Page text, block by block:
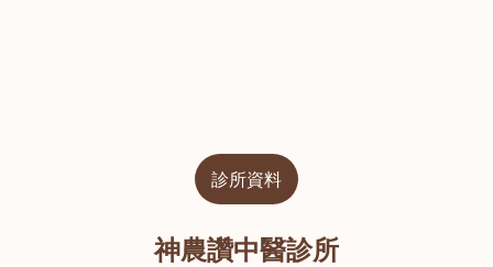
診所資料
神農讚中醫診所